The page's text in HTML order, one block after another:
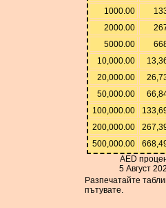
1000.00
2000.00
5000.00
10,000.00
20,000.00
50,000.00
100,000.00
200,000.00
500,000.00
AED
5 Август
Разпечатайте
пътувате.